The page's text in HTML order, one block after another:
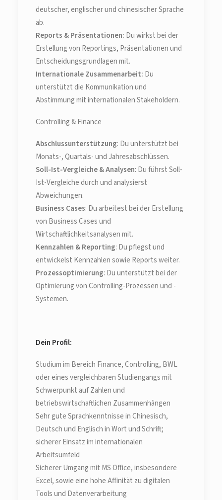
deutscher, englischer und chinesischer Sprache
ab.
Reports & Präsentationen: Du wirkst bei der
Erstellung von Reportings, Präsentationen und
Entscheidungsgrundlagen mit.
Internationale Zusammenarbeit: Du
unterstützt die Kommunikation und
Abstimmung mit internationalen Stakeholdern.
Controlling & Finance
Abschlussunterstützung: Du unterstützt bei
Monats-, Quartals- und Jahresabschlüssen.
Soll-Ist-Vergleiche & Analysen: Du führst Soll-
Ist-Vergleiche durch und analysierst
Abweichungen.
Business Cases: Du arbeitest bei der Erstellung
von Business Cases und
Wirtschaftlichkeitsanalysen mit.
Kennzahlen & Reporting: Du pflegst und
entwickelst Kennzahlen sowie Reports weiter.
Prozessoptimierung: Du unterstützt bei der
Optimierung von Controlling-Prozessen und -
Systemen.
Dein Profil:
Studium im Bereich Finance, Controlling, BWL
oder eines vergleichbaren Studiengangs mit
Schwerpunkt auf Zahlen und
betriebswirtschaftlichen Zusammenhängen
Sehr gute Sprachkenntnisse in Chinesisch,
Deutsch und Englisch in Wort und Schrift;
sicherer Einsatz im internationalen
Arbeitsumfeld
Sicherer Umgang mit MS Office, insbesondere
Excel, sowie eine hohe Affinität zu digitalen
Tools und Datenverarbeitung